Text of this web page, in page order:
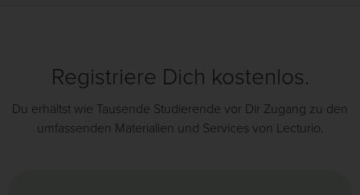
Registriere Dich kostenlos.
Du erhältst wie Tausende Studierende vor Dir Zugang zu den
umfassenden Materialien und Services von Lecturio.